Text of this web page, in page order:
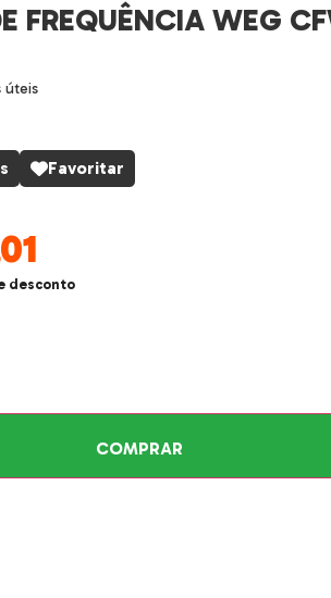
FREQUÊNCIA WEG
úteis
Favoritar
desconto
COMPRAR